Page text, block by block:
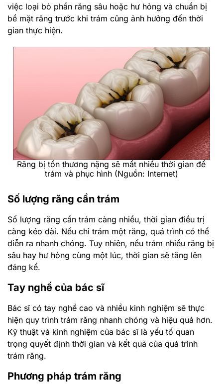
việc loại bỏ phần răng sâu hoặc hư hỏng và chuẩn bị
bề mặt răng trước khi trám cũng ảnh hưởng đến thời
gian thực hiện.
Răng bị tổn thương nặng sẽ mất nhiều thời gian để
trám và phục hình (Nguồn: Internet)
Số lượng răng cần trám
Số lượng răng cần trám càng nhiều, thời gian điều trị
càng kéo dài. Nếu chỉ trám một răng, quá trình có thể
diễn ra nhanh chóng. Tuy nhiên, nếu trám nhiều răng bị
sâu hay hư hỏng cùng một lúc, thời gian sẽ tăng lên
đáng kể.
Tay nghề của bác sĩ
Bác sĩ có tay nghề cao và nhiều kinh nghiệm sẽ thực
hiện quy trình trám răng nhanh chóng và hiệu quả hơn.
Kỹ thuật và kinh nghiệm của bác sĩ là yếu tố quan
trọng quyết định thời gian và kết quả của quá trình
trám răng.
Phương pháp trám răng